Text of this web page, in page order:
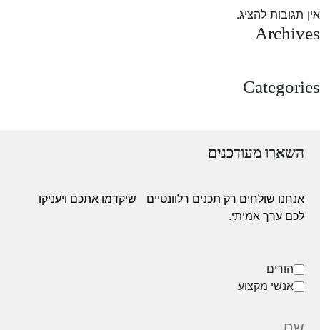
אין תגובות להציג.
Archives
Categories
השארו מעודכנים
אנחנו שולחים רק תכנים רלוונטיים שיקדמו אתכם ויעניקו
לכם ערך אמיתי.
הורים
אנשי מקצוע